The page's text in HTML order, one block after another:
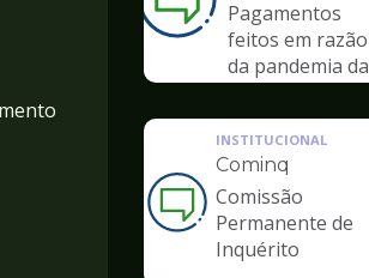
Pagamentos
feitos em razão
da pandemia da
Ilustração
da
INSTITUCIONAL
Cominq
Comissão
Permanente de
Inquérito